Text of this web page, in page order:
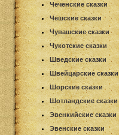
Чеченские сказки
Чешские сказки
Чувашские сказки
Чукотские сказки
Шведские сказки
Швейцарские сказки
Шорские сказки
Шотландские сказки
Эвенкийские сказки
Эвенские сказки